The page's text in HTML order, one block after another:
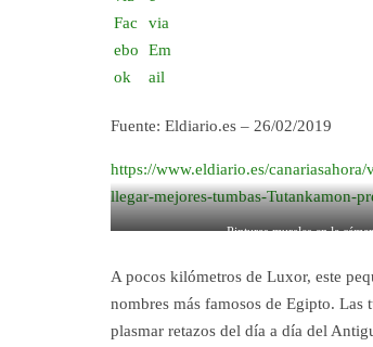
Fuente: Eldiario.es – 26/02/2019
https://www.eldiario.es/
llegar-mejores-tumbas-Tutankamon-
Pinturas murales en la
A pocos kilómetros de Luxor, este
nombres más famosos de Egipto. Las
plasmar retazos del día a día del